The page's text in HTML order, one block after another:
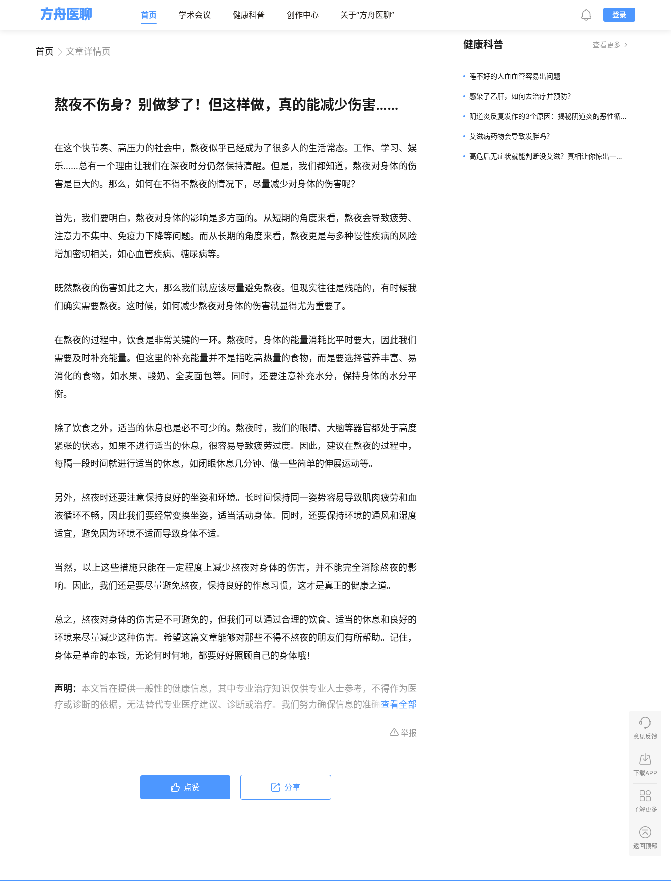
首页 学术会议 健康科普 创作中心 关于“方舟医聊” 登录
首页 文章详情页
熬夜不伤身？别做梦了！但这样做，真的能减少伤害……
在这个快节奏、高压力的社会中，熬夜似乎已经成为了很多人的生活常态。工作、学习、娱
乐……总有一个理由让我们在深夜时分仍然保持清醒。但是，我们都知道，熬夜对身体的伤
害是巨大的。那么，如何在不得不熬夜的情况下，尽量减少对身体的伤害呢？
首先，我们要明白，熬夜对身体的影响是多方面的。从短期的角度来看，熬夜会导致疲劳、
注意力不集中、免疫力下降等问题。而从长期的角度来看，熬夜更是与多种慢性疾病的风险
增加密切相关，如心血管疾病、糖尿病等。
既然熬夜的伤害如此之大，那么我们就应该尽量避免熬夜。但现实往往是残酷的，有时候我
们确实需要熬夜。这时候，如何减少熬夜对身体的伤害就显得尤为重要了。
在熬夜的过程中，饮食是非常关键的一环。熬夜时，身体的能量消耗比平时要大，因此我们
需要及时补充能量。但这里的补充能量并不是指吃高热量的食物，而是要选择营养丰富、易
消化的食物，如水果、酸奶、全麦面包等。同时，还要注意补充水分，保持身体的水分平
衡。
除了饮食之外，适当的休息也是必不可少的。熬夜时，我们的眼睛、大脑等器官都处于高度
紧张的状态，如果不进行适当的休息，很容易导致疲劳过度。因此，建议在熬夜的过程中，
每隔一段时间就进行适当的休息，如闭眼休息几分钟、做一些简单的伸展运动等。
另外，熬夜时还要注意保持良好的坐姿和环境。长时间保持同一姿势容易导致肌肉疲劳和血
液循环不畅，因此我们要经常变换坐姿，适当活动身体。同时，还要保持环境的通风和湿度
适宜，避免因为环境不适而导致身体不适。
当然，以上这些措施只能在一定程度上减少熬夜对身体的伤害，并不能完全消除熬夜的影
响。因此，我们还是要尽量避免熬夜，保持良好的作息习惯，这才是真正的健康之道。
总之，熬夜对身体的伤害是不可避免的，但我们可以通过合理的饮食、适当的休息和良好的
环境来尽量减少这种伤害。希望这篇文章能够对那些不得不熬夜的朋友们有所帮助。记住，
身体是革命的本钱，无论何时何地，都要好好照顾自己的身体哦！
声明： 本文旨在提供一般性的健康信息，其中专业治疗知识仅供专业人士参考，不得作为医
疗或诊断的依据，无法替代专业医疗建议、诊断或治疗。我们努力确保信息的准确性，但本
策时，应咨询合格的医疗专业人员。对于依据本文内容采取的任何行动，本文作者、出版方
查看全部
举报
点赞 分享
健康科普 查看更多
睡不好的人血血管容易出问题
感染了乙肝，如何去治疗并预防？
阴道炎反复发作的3个原因：揭秘阴道炎的恶性循
环
艾滋病药物会导致发胖吗？
高危后无症状就能判断没艾滋？真相让你惊出一身
意见反馈
下载APP
了解更多
返回顶部